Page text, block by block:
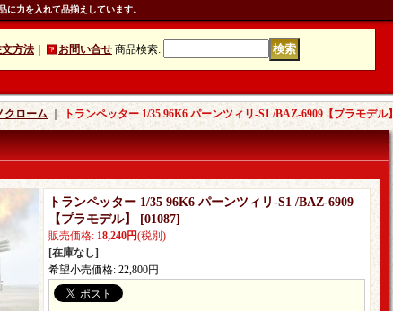
力を入れて品揃えしています。
文方法 お問い合せ 商品検索:
クローム ｜ トランペッター 1/35 96K6 パーンツィリ-S1 /BAZ-6909【プラモデル】
トランペッター 1/35 96K6 パーンツィリ-S1 /BAZ-6909
【プラモデル】
[01087]
販売価格: 18,240円(税別)
[在庫なし]
希望小売価格: 22,800円